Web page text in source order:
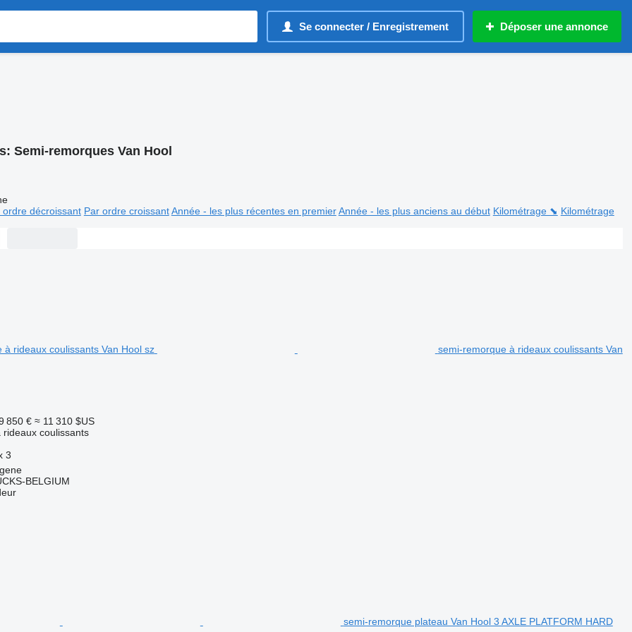
Se connecter / Enregistrement Déposer une annonce
Semi-remorques Van Hool
ordre décroissant Par ordre croissant Année - les plus récentes en premier Année - les plus anciens au début Kilométrage ⬊ Kilométrage
semi-remorque à rideaux coulissants Van
850 € ≈ 11 310 $US
coulissants
3
BELGIUM
semi-remorque plateau Van Hool 3 AXLE PLATFORM HARD